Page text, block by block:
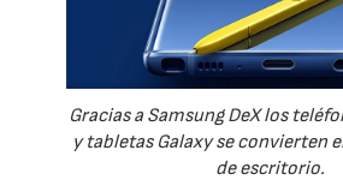
Gracias a Samsung DeX los
y tabletas Galaxy se convierten
de escritorio.